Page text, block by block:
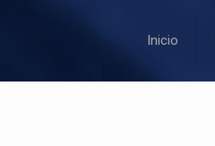
Inicio